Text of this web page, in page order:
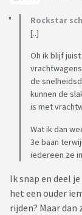
Rockstar
[..]
Oh ik blijf
de
kunnen de
is met
Wat ik dan
3e baan
iedereen ze
Ik snap en deel
het een ouder
rijden? Maar